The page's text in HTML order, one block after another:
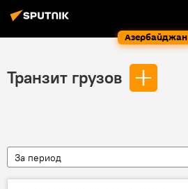
Азербайджан
Транзит грузов
За период